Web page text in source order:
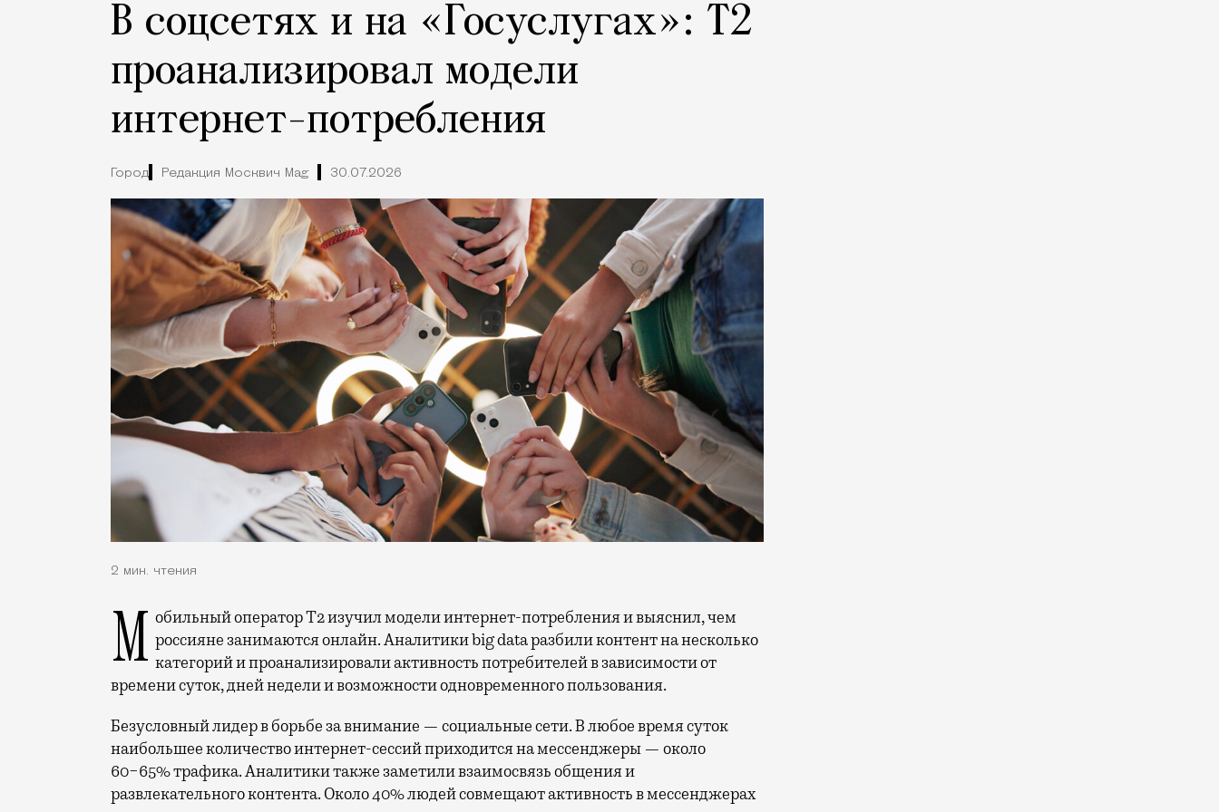
В соцсетях и на «Госуслугах»: Т2
проанализировал модели
интернет-потребления
Город Редакция Москвич Mag 30.07.2026
2 мин. чтения
Мобильный оператор Т2 изучил модели интернет-потребления и выяснил, чем россияне занимаются онлайн. Аналитики big data разбили контент на несколько
категорий и проанализировали активность потребителей в зависимости от
времени суток, дней недели и возможности одновременного пользования.
Безусловный лидер в борьбе за внимание — социальные сети. В любое время суток
наибольшее количество интернет-сессий приходится на мессенджеры — около
60−65% трафика. Аналитики также заметили взаимосвязь общения и
развлекательного контента. Около 40% людей совмещают активность в мессенджерах